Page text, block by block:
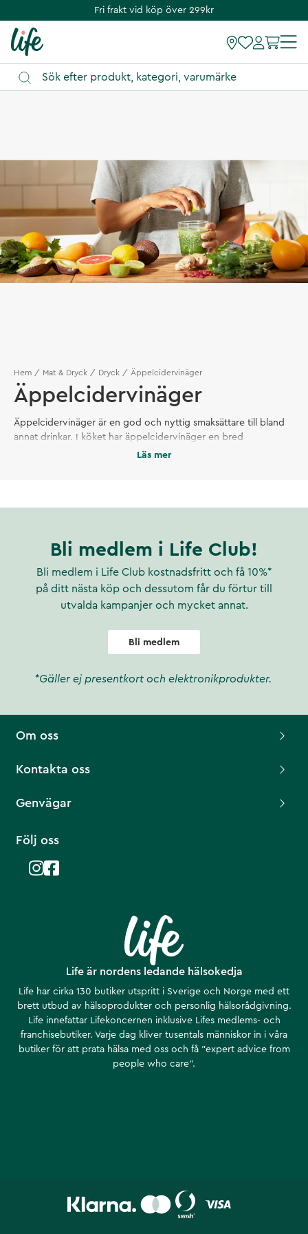
Fri frakt vid köp över 299kr
Hem Mat & Dryck Dryck Äppelcidervinäger
Äppelcidervinäger
Äppelcidervinäger är en god och nyttig smaksättare till bland
annat drinkar. I köket har äppelcidervinäger en bred
användning. Den används som en smakförstärkare i
Läs mer
Bli medlem i Life Club!
Bli medlem i Life Club kostnadsfritt och få 10%*
på ditt nästa köp och dessutom får du förtur till
utvalda kampanjer och mycket annat.
Bli medlem
*Gäller ej presentkort och elektronikprodukter.
Life är nordens ledande hälsokedja
Life har cirka 130 butiker utspritt i Sverige och Norge med ett
brett utbud av hälsoprodukter och personlig hälsorådgivning.
Life innefattar Lifekoncernen inklusive Lifes medlems- och
franchisebutiker. Varje dag kliver tusentals människor in i våra
butiker för att prata hälsa med oss och få ”expert advice from
people who care”.
Om oss
Kontakta oss
Genvägar
Följ oss